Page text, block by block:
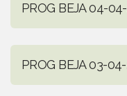
PROG BEJA 04-
PROG BEJA 03-